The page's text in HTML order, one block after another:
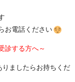
お電話ください
診する方へ～
ましたらお持ちくだ